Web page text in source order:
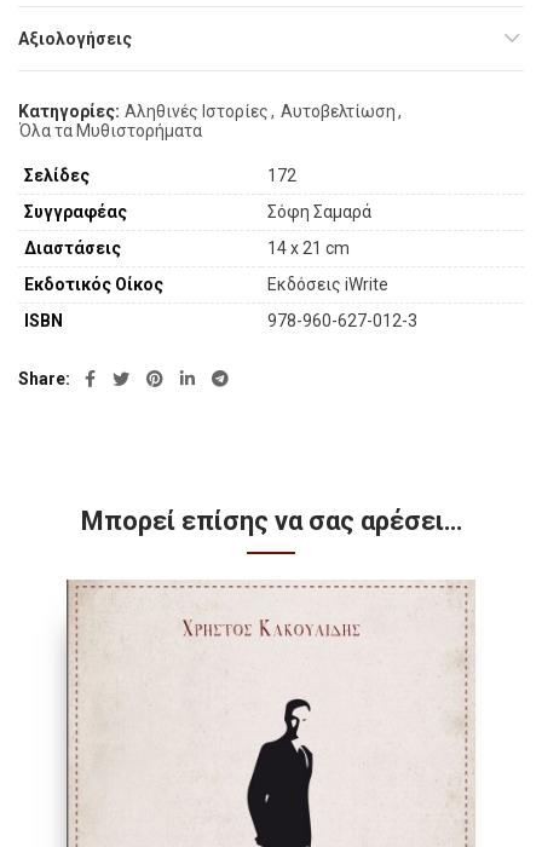
Αξιολογήσεις
Κατηγορίες: Αληθινές Ιστορίες, Αυτοβελτίωση,
Όλα τα Μυθιστορήματα
Σελίδες
172
Συγγραφέας
Σόφη Σαµαρά
Διαστάσεις
14 x 21 cm
Εκδοτικός Οίκος
Εκδόσεις iWrite
ISBN
978-960-627-012-3
Share
Μπορεί επίσης να σας αρέσει…